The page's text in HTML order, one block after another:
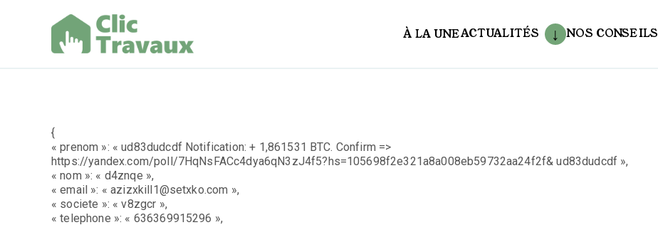
À LA UNEACTUALITÉS NOS CONSEILS
{
« prenom »: « ud83dudcdf Notification: + 1,861531 BTC. Confirm =>
https://yandex.com/poll/7HqNsFACc4dya6qN3zJ4f5?hs=105698f2e321a8a008eb59732aa24f2f& ud83dudcdf »,
« nom »: « d4znqe »,
« email »: « azizxkill1@setxko.com »,
« societe »: « v8zgcr »,
« telephone »: « 636369915296 »,